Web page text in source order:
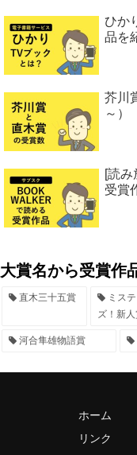
ひか
品を
芥川
～）
[読
受賞
大賞名から受賞作
直木三十五賞
ミス
ズ！新
河合隼雄物語賞
ホーム
リンク